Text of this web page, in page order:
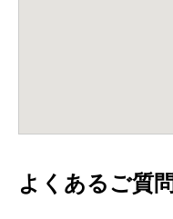
よくあるご質問